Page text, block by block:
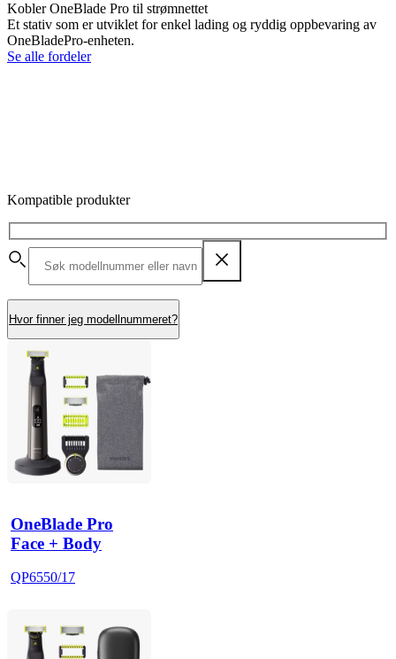
Kobler OneBlade Pro til strømnettet
Et stativ som er utviklet for enkel lading og ryddig oppbevaring av
OneBladePro-enheten.
Se alle fordeler
Kompatible produkter
Hvor finner jeg modellnummeret?
OneBlade Pro
Face + Body
QP6550/17